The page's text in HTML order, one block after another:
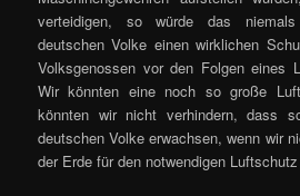
verteidigen, so würde das
deutschen Volke einen wirklichen
Volksgenossen vor den Folgen eines
Wir könnten eine noch so große
könnten wir nicht verhindern, dass
deutschen Volke erwachsen, wenn wir
der Erde für den notwendigen